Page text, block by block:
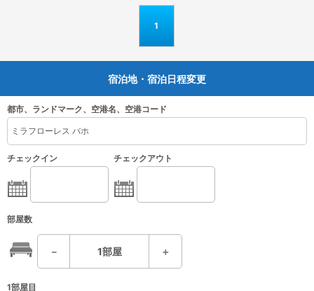
1
宿泊地・宿泊日程変更
都市、ランドマーク、空港名、空港コード
チェックイン チェックアウト
部屋数
－ 1部屋 ＋
1部屋目